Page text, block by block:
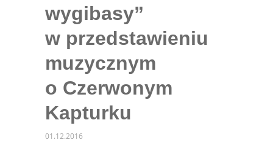
wygibasy”
w przedstawieniu
muzycznym
o Czerwonym
Kapturku
01.12.2016